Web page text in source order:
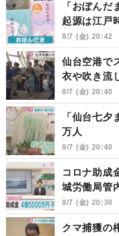
「おぼん
起源は江戸
8/7 (金) 20:42
仙台空港で
衣や吹き流
8/7 (金) 20:40
「仙台七
万人
8/7 (金) 20:40
コロナ助
城労働局管
8/7 (金) 20:30
クマ捕獲の